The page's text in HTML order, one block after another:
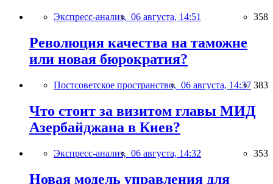
Экспресс-анализ, 06 августа, 14:51 358
Революция качества на таможне
или новая бюрократия?
Постсоветское пространство, 06 августа, 14:37 383
Что стоит за визитом главы МИД
Азербайджана в Киев?
Экспресс-анализ, 06 августа, 14:32 353
Новая модель управления для